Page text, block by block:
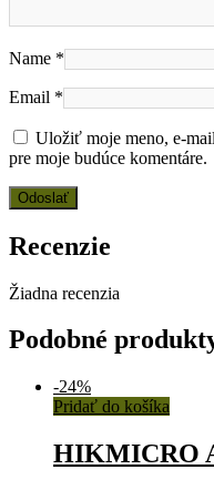
Name *
Email *
Uložiť moje meno, e-
pre moje budúce komentáre.
Recenzie
Žiadna recenzia
Podobné
-24%
Pridať do košíka
HIKMICRO